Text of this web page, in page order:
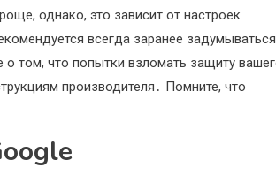
однако, это зависит от настроек
всегда заранее
о том, что попытки взломать защиту
производителя․ Помните, что